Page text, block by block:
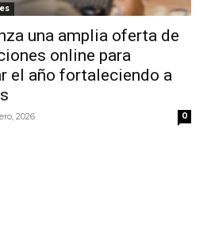
una amplia oferta de
online para
el año fortaleciendo a
2026 0